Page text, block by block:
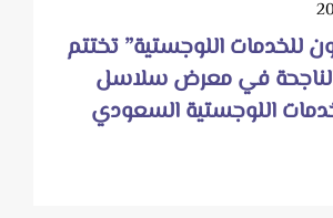
للخدمات اللوجستية” تختتم
في معرض سلاسل
اللوجستية السعودي